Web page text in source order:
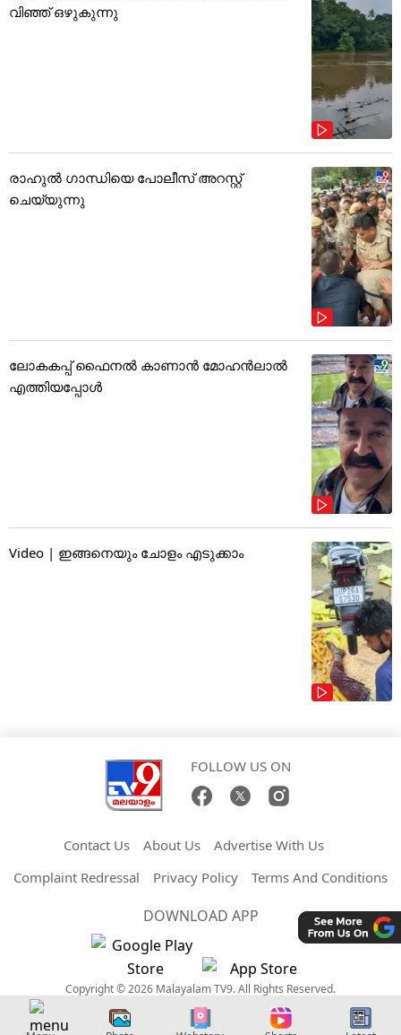
വിഞ്ഞ് ഒഴുകുന്നു
രാഹുൽ ഗാന്ധിയെ പോലീസ് അറസ്റ്റ്
ചെയ്യുന്നു
ലോകകപ്പ് ഫൈനൽ കാണാൻ മോഹൻലാൽ
എത്തിയപ്പോൾ
Video | ഇങ്ങനെയും ചോളം എടുക്കാം
FOLLOW US ON
Contact Us About Us
Advertise With Us
Complaint Redressal
Privacy Policy Terms And Conditions
DOWNLOAD APP
Copyright © 2026 Malayalam TV9. All Rights Reserved.